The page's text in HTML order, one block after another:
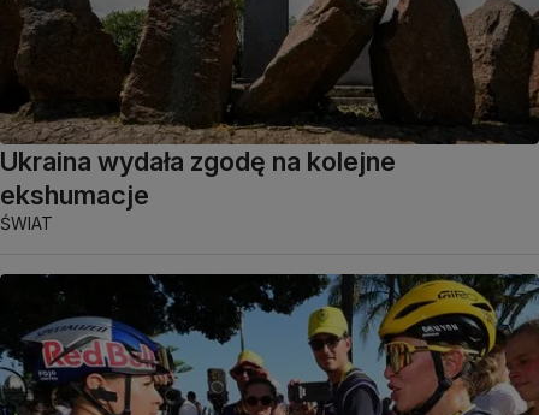
Ukraina wydała zgodę na kolejne
ekshumacje
ŚWIAT